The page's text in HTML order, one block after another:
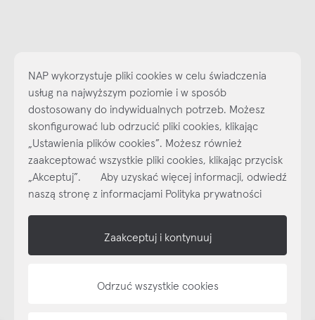
Najlepsze inspiracje i promocje na wyciągnięcie ręki, zapisz się już
dzisiaj do naszego cyklicznego newslettera!
SubskrybujNEWSLETTER
NAP
NAP wykorzystuje pliki cookies w celu świadczenia
usług na najwyższym poziomie i w sposób
dostosowany do indywidualnych potrzeb. Możesz
skonfigurować lub odrzucić pliki cookies, klikając
„Ustawienia plików cookies”. Możesz również
zaakceptować wszystkie pliki cookies, klikając przycisk
„Akceptuj”. Aby uzyskać więcej informacji, odwiedź
naszą stronę z informacjami Polityka prywatności
Zaakceptuj i kontynuuj
Odrzuć wszystkie cookies